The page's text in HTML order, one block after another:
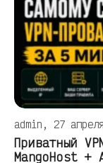
admin, 27
Приватный
MangoHost +